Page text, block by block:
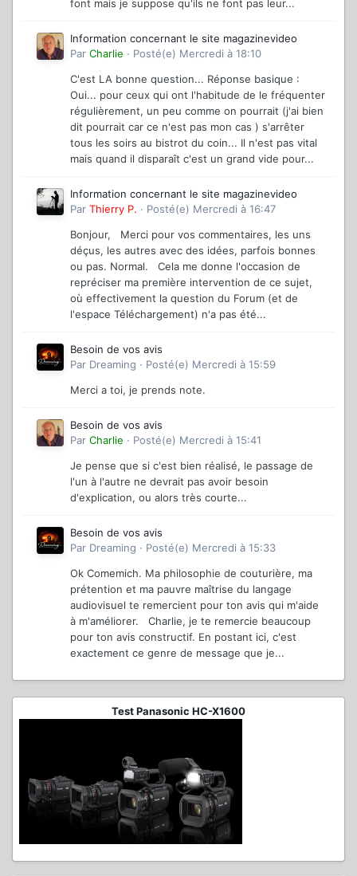
font mais je suppose qu'ils ne font pas leur...
Information concernant le site magazinevideo
Par Charlie · Posté(e) Mercredi à 18:10
C'est LA bonne question... Réponse basique :
Oui... pour ceux qui ont l'habitude de le fréquenter
régulièrement, un peu comme on pourrait (j'ai bien
dit pourrait car ce n'est pas mon cas ) s'arrêter
tous les soirs au bistrot du coin... Il n'est pas vital
mais quand il disparaît c'est un grand vide pour...
Information concernant le site magazinevideo
Par Thierry P. · Posté(e) Mercredi à 16:47
Bonjour, Merci pour vos commentaires, les uns
déçus, les autres avec des idées, parfois bonnes
ou pas. Normal. Cela me donne l'occasion de
repréciser ma première intervention de ce sujet,
où effectivement la question du Forum (et de
l'espace Téléchargement) n'a pas été...
Besoin de vos avis
Par Dreaming · Posté(e) Mercredi à 15:59
Merci a toi, je prends note.
Besoin de vos avis
Par Charlie · Posté(e) Mercredi à 15:41
Je pense que si c'est bien réalisé, le passage de
l'un à l'autre ne devrait pas avoir besoin
d'explication, ou alors très courte...
Besoin de vos avis
Par Dreaming · Posté(e) Mercredi à 15:33
Ok Comemich. Ma philosophie de couturière, ma
prétention et ma pauvre maîtrise du langage
audiovisuel te remercient pour ton avis qui m'aide
à m'améliorer. Charlie, je te remercie beaucoup
pour ton avis constructif. En postant ici, c'est
exactement ce genre de message que je...
Test Panasonic HC-X1600